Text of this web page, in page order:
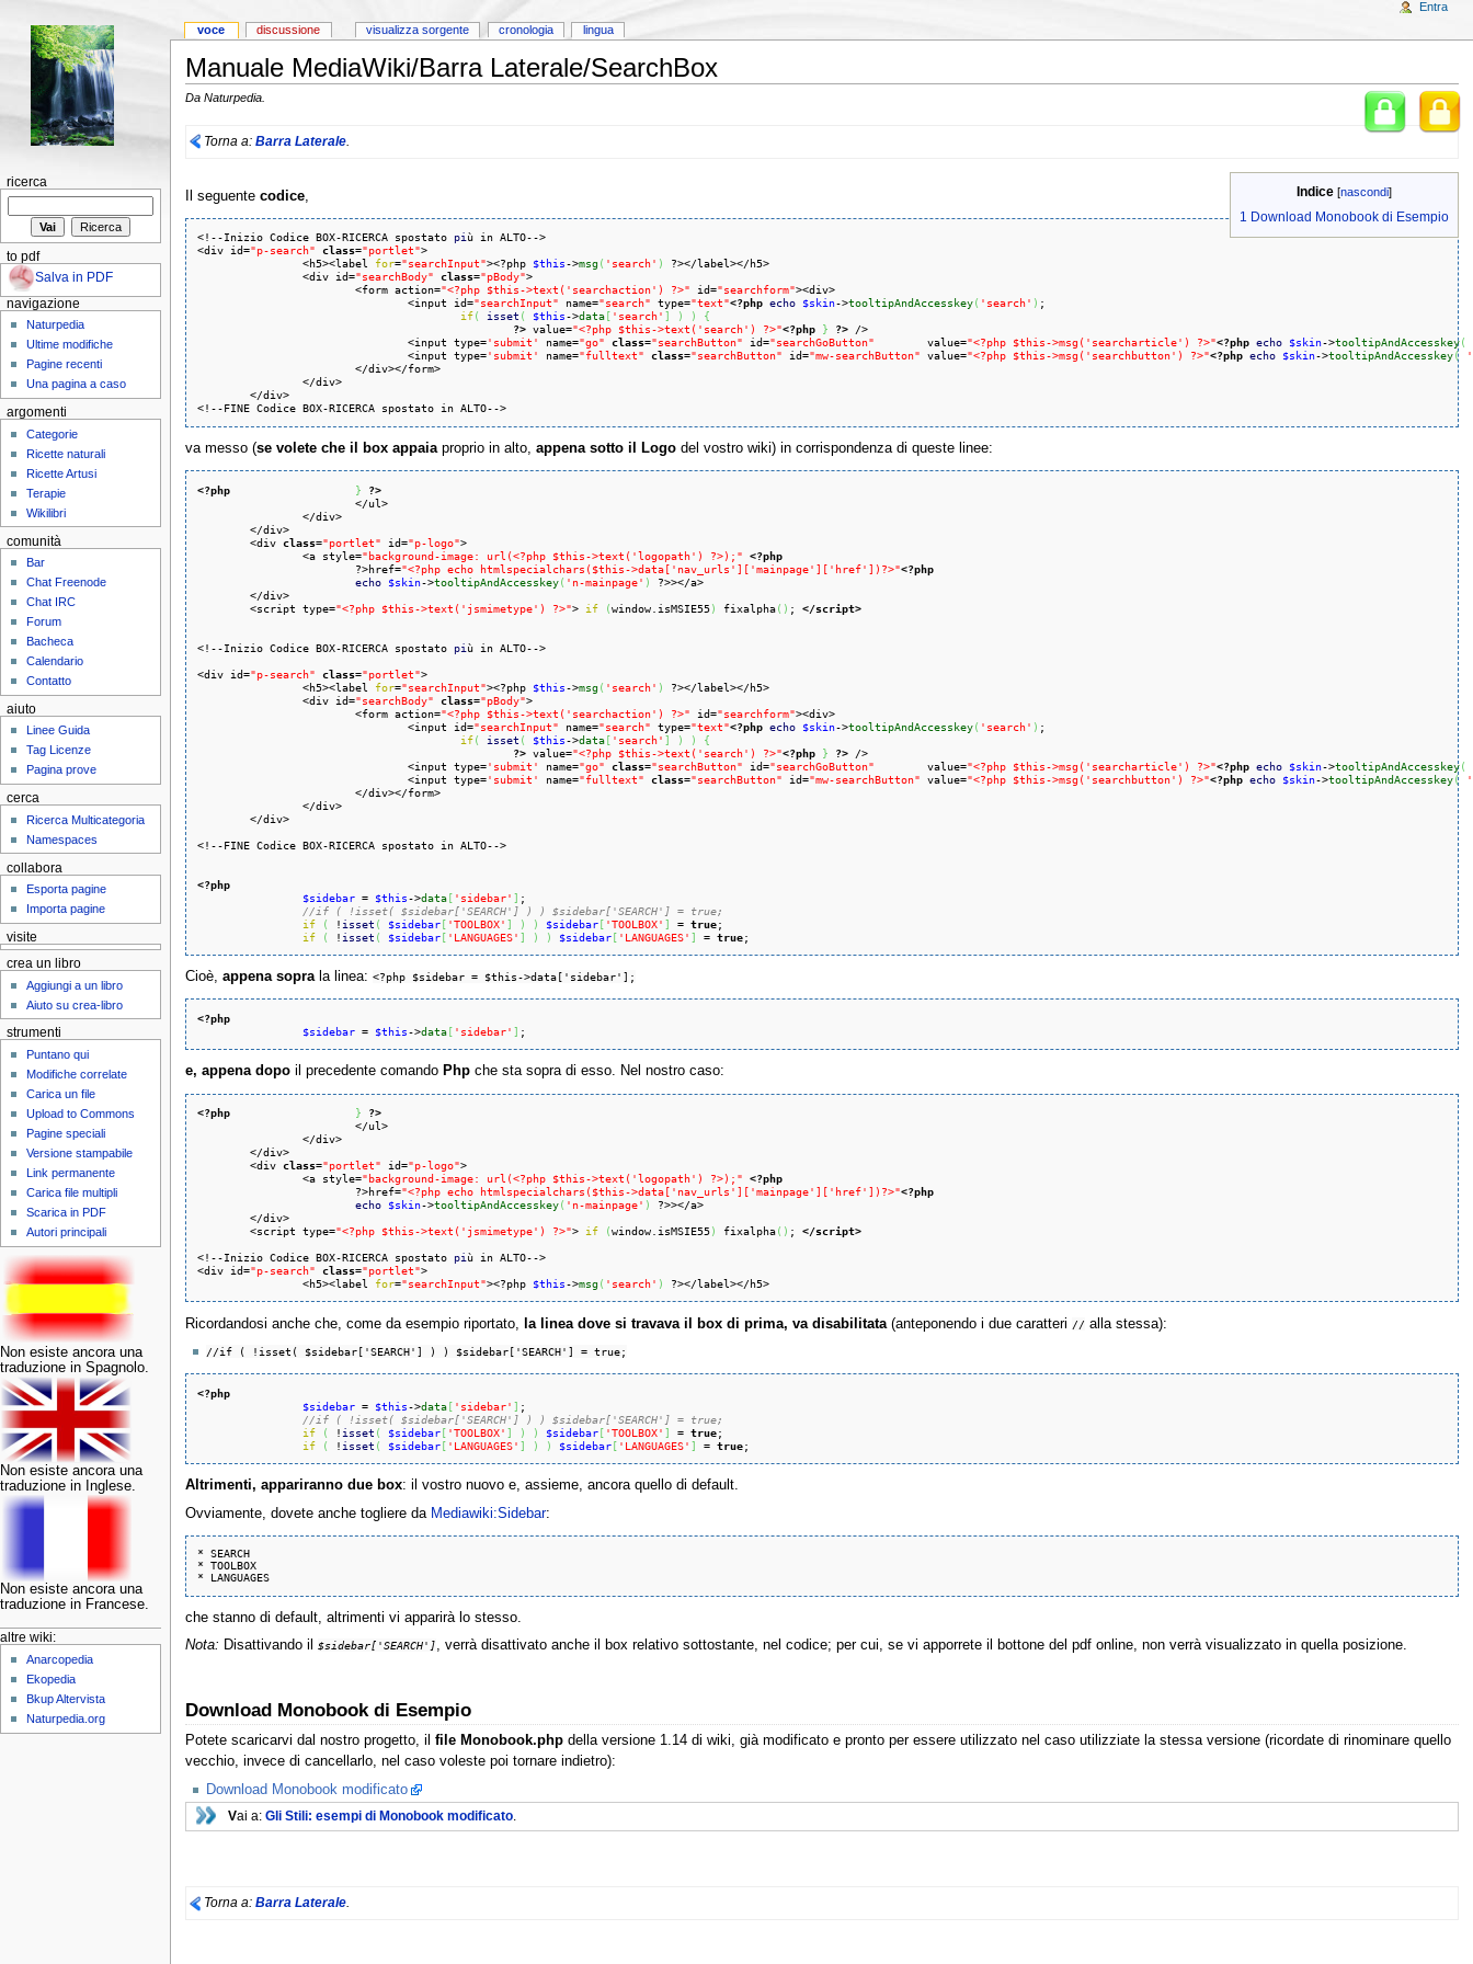
Manuale MediaWiki/Barra Laterale/SearchBox
Da Naturpedia.
Torna a: Barra Laterale.
Indice [nascondi]
1 Download Monobook di Esempio
Il seguente codice,
<!--Inizio Codice BOX-RICERCA spostato pi ù in ALTO-->
<div id="p-search" class="portlet">
                <h5><label
for="searchInput"><?php $this->msg( 'search' )
?></label></h5>
                <div id=
"searchBody" class="pBody">
                        <form action=
"<?php $this->text('searchaction') ?>" id="searchform"><div>
                                <input id=
"searchInput" name="search" type="text"<?php echo $skin->tooltipAndAccesskey( 'search' ) ;
if( isset ( $this->data[ 'search' ] ) )
{
?> value="<?php $this->text('search') ?>"<?php } ?> />
                                <input type=
'submit' name="go" class="searchButton" id="searchGoButton"
        value=
"<?php $this->msg('searcharticle') ?>"<?php echo $skin->tooltipAndAccesskey(
                                <input type=
'submit' name="fulltext" class="searchButton" id="mw-searchButton" value="<?php $this->msg('searchbutton') ?>"<?php echo $skin->tooltipAndAccesskey(
                        </div></form>
                </div>
        </div>
<!--FINE Codice BOX-RICERCA spostato in ALTO-->
va messo (se volete che il box appaiaproprio in alto, appena sotto il Logodel vostro wiki) in corrispondenza di queste linee:
<?php }
?>
	<div
class="portlet" id="p-logo">
		<a style=
"background-image: url(<?php $this->text('logopath') ?>);" <?php
			?>href=
"<?php echo htmlspecialchars($this->data['nav_urls']['mainpage']['href'])?>"<?php
echo $skin->tooltipAndAccesskey( 'n-mainpage' )
?>></a>
	<script type=
"<?php $this->text('jsmimetype') ?>"> if (window.isMSIE55) fixalpha( ) ; </script>
<!--Inizio Codice BOX-RICERCA spostato pi ù in ALTO-->
<div id="p-search" class="portlet">
                <h5><label
for="searchInput"><?php $this->msg( 'search' )
?></label></h5>
                <div id=
"searchBody" class="pBody">
                        <form action=
"<?php $this->text('searchaction') ?>" id="searchform"><div>
                                <input id=
"searchInput" name="search" type="text"<?php echo $skin->tooltipAndAccesskey( 'search' ) ;
if( isset ( $this->data[ 'search' ] ) )
{
?> value="<?php $this->text('search') ?>"<?php } ?> />
                                <input type=
'submit' name="go" class="searchButton" id="searchGoButton"
        value=
"<?php $this->msg('searcharticle') ?>"<?php echo $skin->tooltipAndAccesskey(
                                <input type=
'submit' name="fulltext" class="searchButton" id="mw-searchButton" value="<?php $this->msg('searchbutton') ?>"<?php echo $skin->tooltipAndAccesskey(
                        </div></form>
                </div>
        </div>
<!--FINE Codice BOX-RICERCA spostato in ALTO-->
<?php
$sidebar = $this->data[ 'sidebar' ] ;
//if ( !isset( $sidebar['SEARCH'] ) ) $sidebar['SEARCH'] = true;
if
( ! isset ( $sidebar[ 'TOOLBOX' ] ) ) $sidebar[ 'TOOLBOX' ] = true;
if
( ! isset ( $sidebar[ 'LANGUAGES' ] ) ) $sidebar[ 'LANGUAGES' ] = true;
Cioè, appena soprala linea: <?php $sidebar = $this->data['sidebar'];
<?php
$sidebar = $this->data[ 'sidebar' ] ;
e, appena dopoil precedente comando Phpche sta sopra di esso. Nel nostro caso:
<?php }
?>
	<div
class="portlet" id="p-logo">
		<a style=
"background-image: url(<?php $this->text('logopath') ?>);" <?php
			?>href=
"<?php echo htmlspecialchars($this->data['nav_urls']['mainpage']['href'])?>"<?php
echo $skin->tooltipAndAccesskey( 'n-mainpage' )
?>></a>
	<script type=
"<?php $this->text('jsmimetype') ?>"> if (window.isMSIE55) fixalpha( ) ; </script>
<!--Inizio Codice BOX-RICERCA spostato pi ù in ALTO-->
<div id="p-search" class="portlet">
                <h5><label
for="searchInput"><?php $this->msg( 'search' ) ?></label></h5>
Ricordandosi anche che, come da esempio riportato, la linea dove si travava il box di prima, va disabilitata(anteponendo i due caratteri // alla stessa):
//if ( !isset( $sidebar['SEARCH'] ) ) $sidebar['SEARCH'] = true;
<?php
$sidebar = $this->data[ 'sidebar' ] ;
//if ( !isset( $sidebar['SEARCH'] ) ) $sidebar['SEARCH'] = true;
if
( ! isset ( $sidebar[ 'TOOLBOX' ] ) ) $sidebar[ 'TOOLBOX' ] = true;
if
( ! isset ( $sidebar[ 'LANGUAGES' ] ) ) $sidebar[ 'LANGUAGES' ] = true;
Altrimenti, appariranno due box: il vostro nuovo e, assieme, ancora quello di default.
Ovviamente, dovete anche togliere da Mediawiki:Sidebar:
* SEARCH
* TOOLBOX
* LANGUAGES
che stanno di default, altrimenti vi apparirà lo stesso.
Nota: Disattivando il $sidebar['SEARCH'], verrà disattivato anche il box relativo sottostante, nel codice; per cui, se vi apporrete il bottone del pdf online, non verrà visualizzato in quella posizione.
Download Monobook di Esempio
Potete scaricarvi dal nostro progetto, il file Monobook.phpdella versione 1.14 di wiki, già modificato e pronto per essere utilizzato nel caso utilizziate la stessa versione (ricordate di rinominare quello
vecchio, invece di cancellarlo, nel caso voleste poi tornare indietro):
Download Monobook modificato
Vai a: Gli Stili: esempi di Monobook modificato.
Torna a: Barra Laterale.
voce discussione visualizza sorgente cronologia lingua
Entra
ricerca
to pdf
Salva in PDF
navigazione
Naturpedia
Ultime modifiche
Pagine recenti
Una pagina a caso
argomenti
Categorie
Ricette naturali
Ricette Artusi
Terapie
Wikilibri
comunità
Bar
Chat Freenode
Chat IRC
Forum
Bacheca
Calendario
Contatto
aiuto
Linee Guida
Tag Licenze
Pagina prove
cerca
Ricerca Multicategoria
Namespaces
collabora
Esporta pagine
Importa pagine
visite
crea un libro
Aggiungi a un libro
Aiuto su crea-libro
strumenti
Puntano qui
Modifiche correlate
Carica un file
Upload to Commons
Pagine speciali
Versione stampabile
Link permanente
Carica file multipli
Scarica in PDF
Autori principali
Non esiste ancora una
traduzione in Spagnolo.
Non esiste ancora una
traduzione in Inglese.
Non esiste ancora una
traduzione in Francese.
altre wiki:
Anarcopedia
Ekopedia
Bkup Altervista
Naturpedia.org